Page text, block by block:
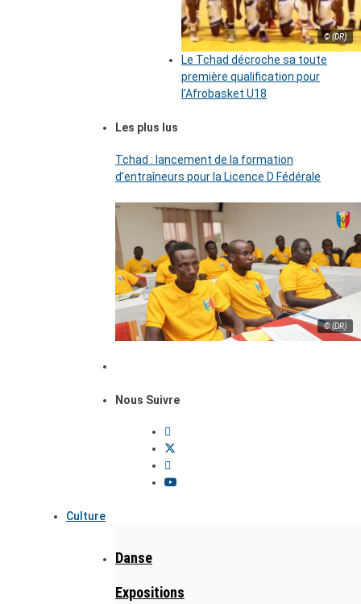
© (DR)
Le Tchad décroche sa toute
première qualification pour
l’Afrobasket U18
Les plus lus
Tchad : lancement de la formation
d’entraîneurs pour la Licence D Fédérale
© (DR)
Nous Suivre
Culture
Danse
Expositions